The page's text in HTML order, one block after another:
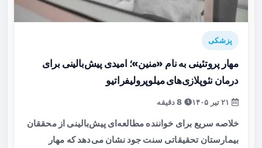
پزشکی
مهار پروتئینی به نام «منین»؛ امیدی پیش‌بالینی برای
درمان نئوپلازی‌های میلوپرولیفراتیو
خلاصه سریع برای خواننده مطالعه‌ای پیش‌بالینی از محققان
بیمارستان تحقیقاتی سنت جود نشان می‌دهد که مهار